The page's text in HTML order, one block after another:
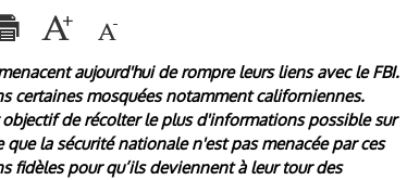
aujourd'hui de rompre leurs liens avec le FBI.
certaines mosquées notamment californiennes.
de récolter le plus d'informations possible sur
la sécurité nationale n'est pas menacée par ces
fidèles pour qu’ils deviennent à leur tour des